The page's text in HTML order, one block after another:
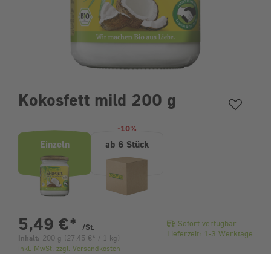
Kokosfett mild 200 g
Einzeln
-10%
ab 6 Stück
5,49 €* /St.
Inhalt: 200 g ( 27,45 € * / 1 kg)
inkl. MwSt. zzgl. Versandkosten
Sofort verfügbar
Lieferzeit: 1-3 Werktage